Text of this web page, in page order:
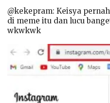
@kekepram: Keisya
di meme itu dan lucu
wkwkwk